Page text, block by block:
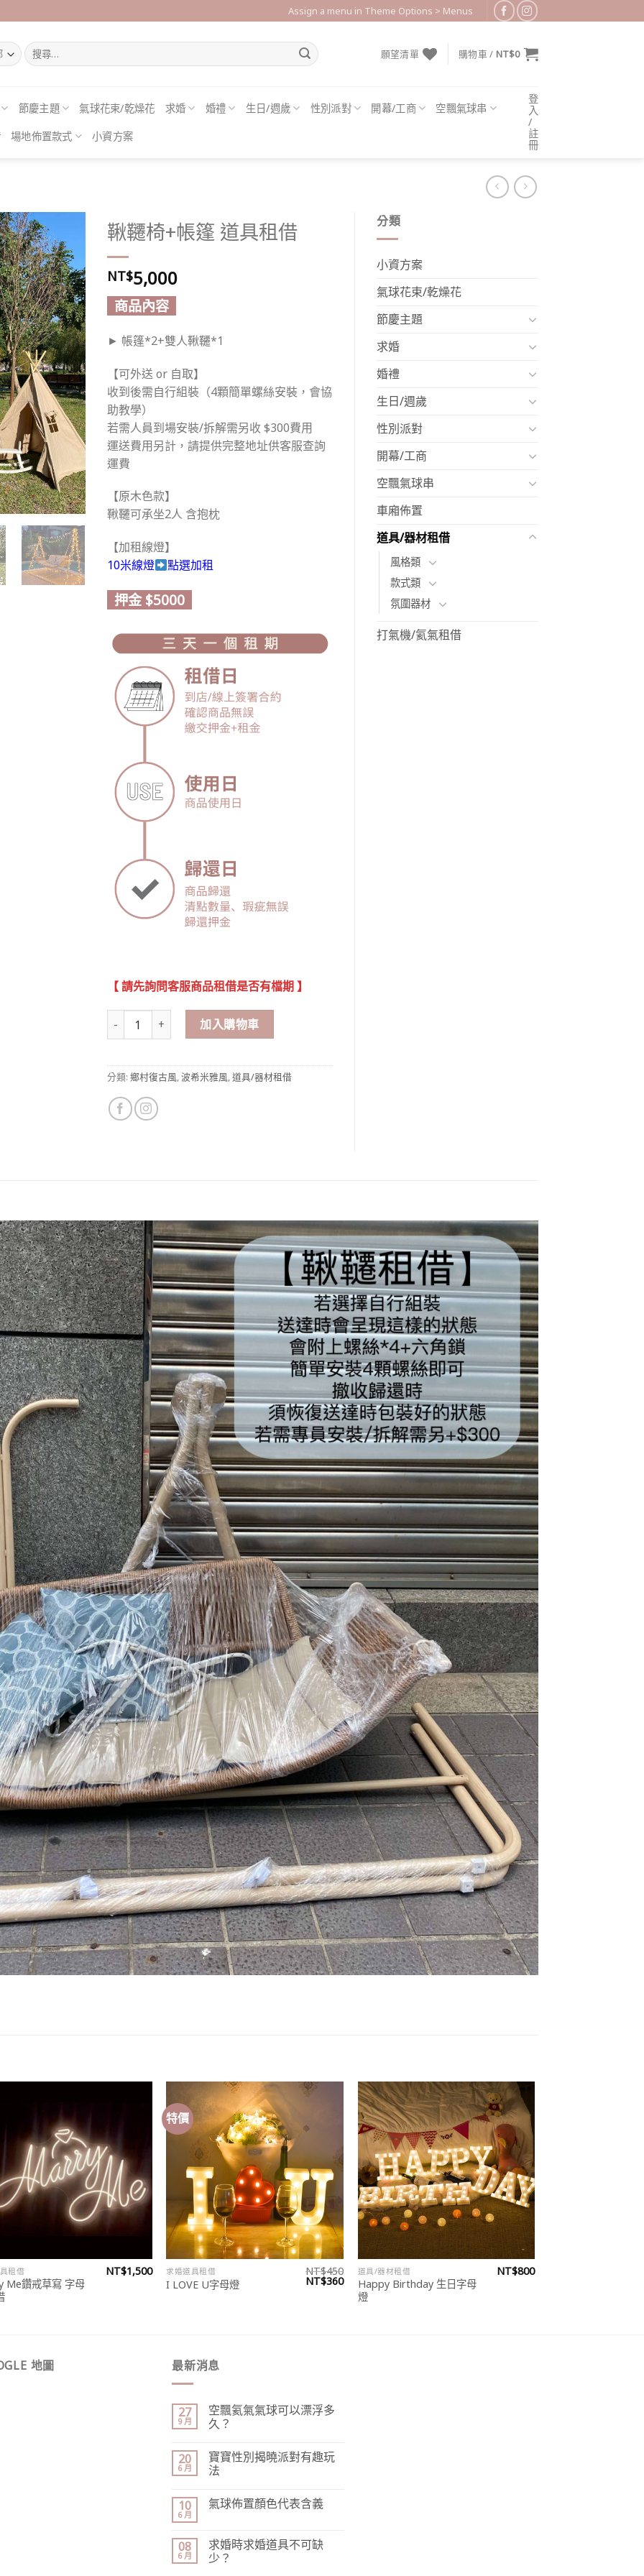
Assign a menu in Theme Options > Menus
搜
尋
字:
願望清單 購物車 / NT$0
節慶主題 氣球花束/乾燥花 求婚 婚禮 生日/週歲 性別派對 開幕/工商 空飄氣球串
場地佈置款式 小資方案
登
入
/
註
冊
Add to
wishlist
鞦韆椅+帳篷 道具租借
NT$5,000
商品內容
► 帳篷*2+雙人鞦韆*1
【可外送 or 自取】
收到後需自行組裝（4顆簡單螺絲安裝，會協
助教學）
若需人員到場安裝/拆解需另收 $300費用
運送費用另計，請提供完整地址供客服查詢
運費
【原木色款】
鞦韆可承坐2人 含抱枕
【加租線燈】
10米線燈
點選加租
押金 $5000
【 請先詢問客服商品租借是否有檔期 】
鞦韆椅+帳篷 道具租借 數量加入購物車
分類: 鄉村復古風,波希米雅風,道具/器材租借
分類
小資方案
氣球花束/乾燥花
節慶主題
求婚
婚禮
生日/週歲
性別派對
開幕/工商
空飄氣球串
車廂佈置
道具/器材租借
風格類
款式類
氛圍器材
打氣機/氦氣租借
Add to
wishlist
租借
Me鑽戒草寫 字母
NT$1,500
特價
wishlist
求婚道具租借
I LOVE U字母燈
NT$450
原
NT$360目
Add to
wishlist
道具/器材租借
Happy Birthday 生日字母
燈
NT$800
地圖 最新消息
27
9 月
空飄氦氣氣球可以漂浮多
久？
20
6 月
寶寶性別揭曉派對有趣玩
法
10
6 月
氣球佈置顏色代表含義
08
6 月
求婚時求婚道具不可缺
少？